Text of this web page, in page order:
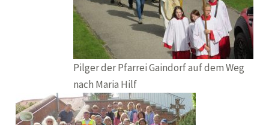
Pilger der Pfarrei Gaindorf auf dem Weg
nach Maria Hilf